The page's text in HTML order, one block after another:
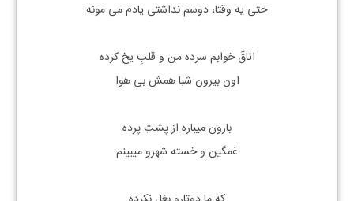
حتی یه وقتا، دوسم نداشتی یادم می مونه
اتاقٓ خوابم سرده من و قلبِ یخ کرده
اون بیرون شبا همش بی هوا
بارون میباره از پشتِ پرده
غمگین و خسته شهرو میبینم